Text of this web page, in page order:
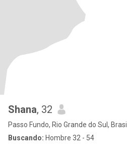
Shana, 32
Passo Fundo, Rio Grande do Sul, Brasil
Buscando: Hombre 32 - 54